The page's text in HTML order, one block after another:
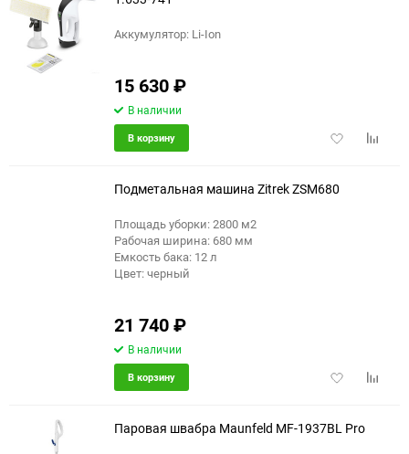
еще 4 фото
Аккумулятор: Li-Ion
15 630₽
В наличии
Добавить
В корзину
Подметальная машина Zitrek ZSM680
Площадь уборки: 2800 м2
Рабочая ширина: 680 мм
Емкость бака: 12 л
Цвет: черный
21 740₽
В наличии
Добавить
В корзину
Паровая швабра Maunfeld MF-1937BL Pro